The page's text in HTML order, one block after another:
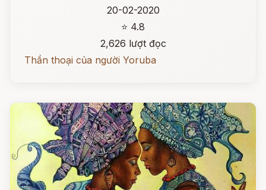
20-02-2020
⭐ 4.8
2,626 lượt đọc
Thần thoại của người Yoruba